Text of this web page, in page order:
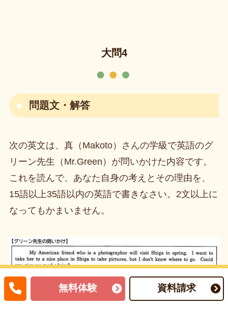
大問4
問題文・解答
次の英文は、真（Makoto）さんの学級で英語のグ
リーン先生（Mr.Green）が問いかけた内容です。
これを読んで、あなた自身の考えとその理由を、
15語以上35語以内の英語で書きなさい。2文以上に
なってもかまいません。
【解答例】
無料体験 資料請求